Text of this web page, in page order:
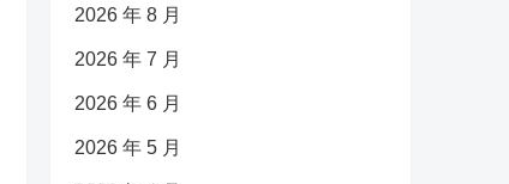
2026 年 8 月
2026 年 7 月
2026 年 6 月
2026 年 5 月